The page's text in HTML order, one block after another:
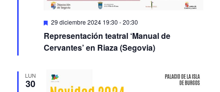
Featured
29 diciembre 2024 19:30 -20:30
Representación teatral ‘Manual de
Cervantes’ en Riaza (Segovia)
LUN
30